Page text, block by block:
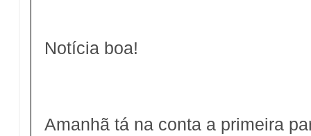
Notícia boa!
Amanhã tá na conta a primeira